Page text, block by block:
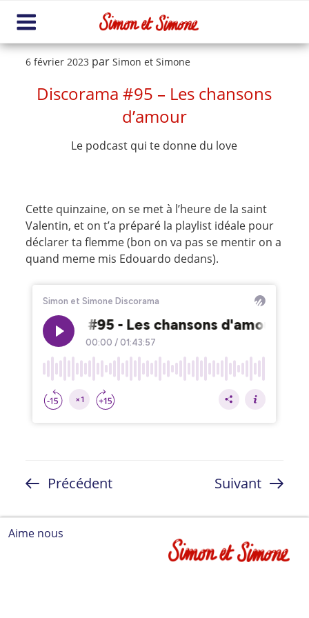
contenu
principal
Me
nu
Publié
6 février 2023 parSimon et Simone
Discorama #95 – Les chansons
d’amour
Le podcast qui te donne du love
Cette quinzaine, on se met à l’heure de la saint
Valentin, et on t’a préparé la playlist idéale pour
déclarer ta flemme (bon on va pas se mentir on a
quand meme mis Edouardo dedans).
de
ArticlePrécédent
Article
Suivant
Aime nous